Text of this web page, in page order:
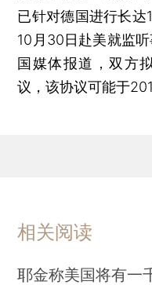
已针对德国进行长达
10月30日赴美就监
国媒体报道，双方
议，该协议可能于
相关阅读
耶金称美国将有一